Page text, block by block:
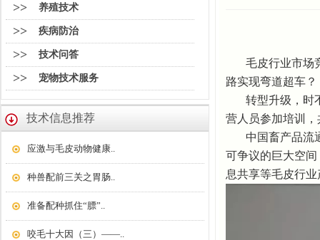
>> 养殖技术
>> 疾病防治
>> 技术问答
>> 宠物技术服务
技术信息推荐
应激与毛皮动物健康..
种兽配前三关之胃肠..
准备配种抓住“膘”..
咬毛十大因（三）——..
毛皮行业市场
路实现弯道超车？
转型升级，时
营人员参加培训
中国畜产品流
可争议的巨大空
息共享等毛皮行